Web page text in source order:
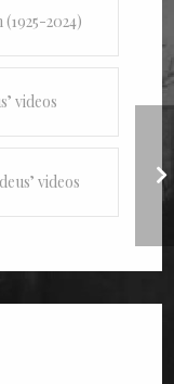
2024)
videos
videos